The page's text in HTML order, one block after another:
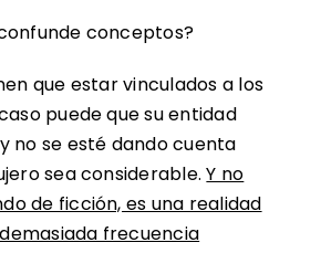
conceptos?
que estar vinculados a los
puede que su entidad
no se esté dando cuenta
sea considerable.Y no
de ficción, es una realidad
frecuencia